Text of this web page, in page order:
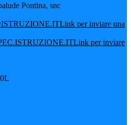
Pontina, snc
Link per inviare una
Link per inviare